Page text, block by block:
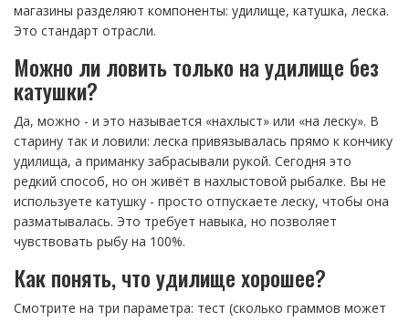
магазины разделяют компоненты: удилище, катушка, леска.
Это стандарт отрасли.
Можно ли ловить только на удилище без
катушки?
Да, можно - и это называется «нахлыст» или «на леску». В
старину так и ловили: леска привязывалась прямо к кончику
удилища, а приманку забрасывали рукой. Сегодня это
редкий способ, но он живёт в нахлыстовой рыбалке. Вы не
используете катушку - просто отпускаете леску, чтобы она
разматывалась. Это требует навыка, но позволяет
чувствовать рыбу на 100%.
Как понять, что удилище хорошее?
Смотрите на три параметра: тест (сколько граммов может